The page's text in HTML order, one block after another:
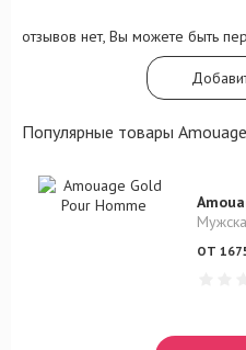
отзывов нет, Вы можете быть
Популярные товары Amouage
ОТ